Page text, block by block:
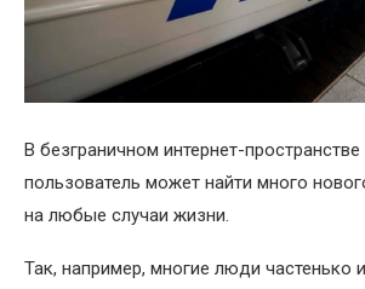
В безграничном интернет-
пользователь может найти много
на любые случаи жизни.
Так, например, многие люди частенько